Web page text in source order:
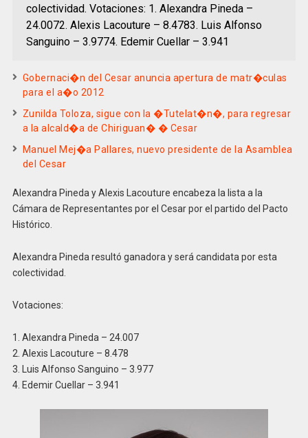
colectividad. Votaciones: 1. Alexandra Pineda –
24.0072. Alexis Lacouture – 8.4783. Luis Alfonso
Sanguino – 3.9774. Edemir Cuellar – 3.941
Gobernaci�n del Cesar anuncia apertura de matr�culas
para el a�o 2012
Zunilda Toloza, sigue con la �Tutelat�n�, para regresar
a la alcald�a de Chiriguan� � Cesar
Manuel Mej�a Pallares, nuevo presidente de la Asamblea
del Cesar
Alexandra Pineda y Alexis Lacouture encabeza la lista a la
Cámara de Representantes por el Cesar por el partido del Pacto
Histórico.
Alexandra Pineda resultó ganadora y será candidata por esta
colectividad.
Votaciones:
1. Alexandra Pineda – 24.007
2. Alexis Lacouture – 8.478
3. Luis Alfonso Sanguino – 3.977
4. Edemir Cuellar – 3.941